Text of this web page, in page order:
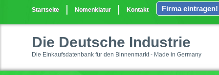
Startseite Nomenklatur Kontakt Firma eintragen!
Die Deutsche Industrie
Die Einkaufsdatenbank für den Binnenmarkt - Made in Germany